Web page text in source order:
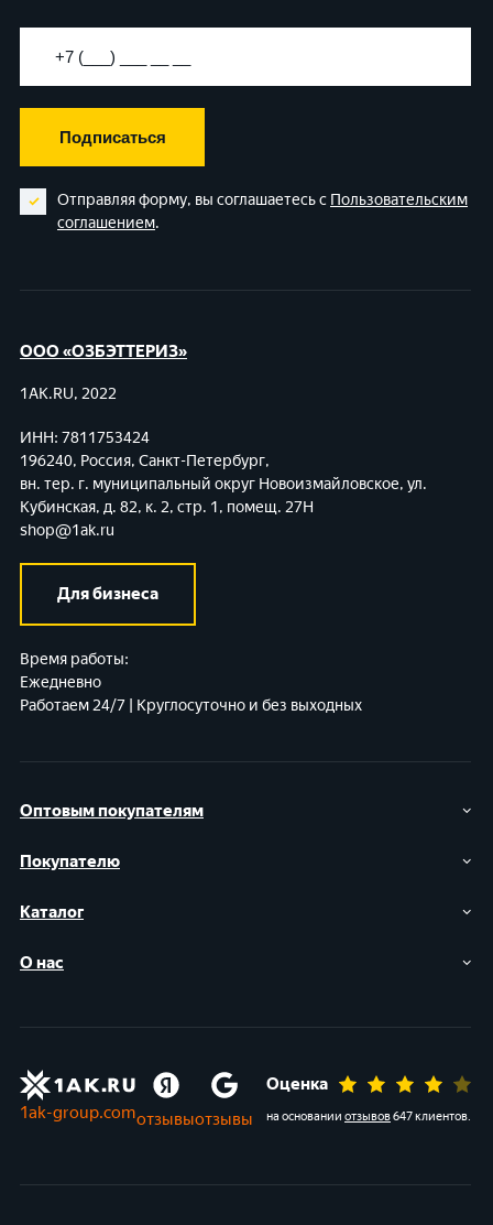
Подписаться
Отправляя форму, вы соглашаетесь с Пользовательским
соглашением.
Оптовым покупателям
Покупателю
Каталог
О нас
ООО «ОЗБЭТТЕРИЗ»
1AK.RU, 2022
ИНН: 7811753424
196240, Россия, Санкт-Петербург,
вн. тер. г. муниципальный округ Новоизмайловское, ул.
Кубинская, д. 82, к. 2, стр. 1, помещ. 27Н
shop@1ak.ru
Для бизнеса
Время работы:
Ежедневно
Работаем 24/7 | Круглосуточно и без выходных
1ak-group.comотзывыотзывы
Оценка
на основании отзывов647 клиентов.